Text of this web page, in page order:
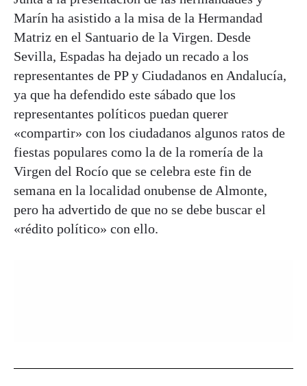
Marín ha asistido a la misa de la Hermandad
Matriz en el Santuario de la Virgen. Desde
Sevilla, Espadas ha dejado un recado a los
representantes de PP y Ciudadanos en Andalucía,
ya que ha defendido este sábado que los
representantes políticos puedan querer
«compartir» con los ciudadanos algunos ratos de
fiestas populares como la de la romería de la
Virgen del Rocío que se celebra este fin de
semana en la localidad onubense de Almonte,
pero ha advertido de que no se debe buscar el
«rédito político» con ello.